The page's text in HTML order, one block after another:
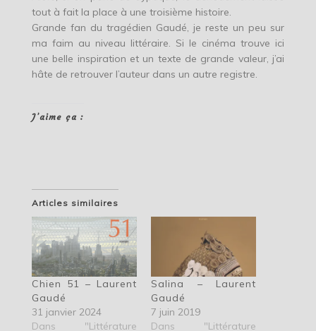
tout à fait la place à une troisième histoire.
Grande fan du tragédien Gaudé, je reste un peu sur
ma faim au niveau littéraire. Si le cinéma trouve ici
une belle inspiration et un texte de grande valeur, j’ai
hâte de retrouver l’auteur dans un autre registre.
J’aime ça :
Articles similaires
Chien 51 – Laurent
Gaudé
31 janvier 2024
Dans "Littérature
Salina – Laurent
Gaudé
7 juin 2019
Dans "Littérature